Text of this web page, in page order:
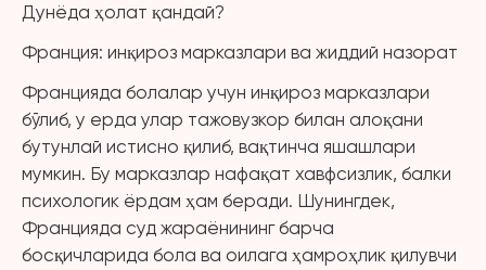
Дунёда ҳолат қандай?
Франция: инқироз марказлари ва жиддий назорат
Францияда болалар учун инқироз марказлари
бўлиб, у ерда улар тажовузкор билан алоқани
бутунлай истисно қилиб, вақтинча яшашлари
мумкин. Бу марказлар нафақат хавфсизлик, балки
психологик ёрдам ҳам беради. Шунингдек,
Францияда суд жараёнининг барча
босқичларида бола ва оилага ҳамроҳлик қилувчи